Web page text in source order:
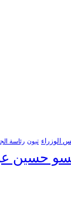
الوزراء تبون رئاسة
حسين